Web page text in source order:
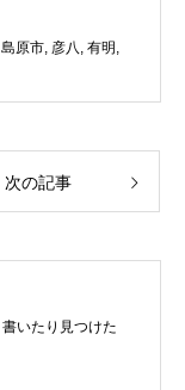
島原市, 彦八, 有明 ,
次の記事
いたり見つけた